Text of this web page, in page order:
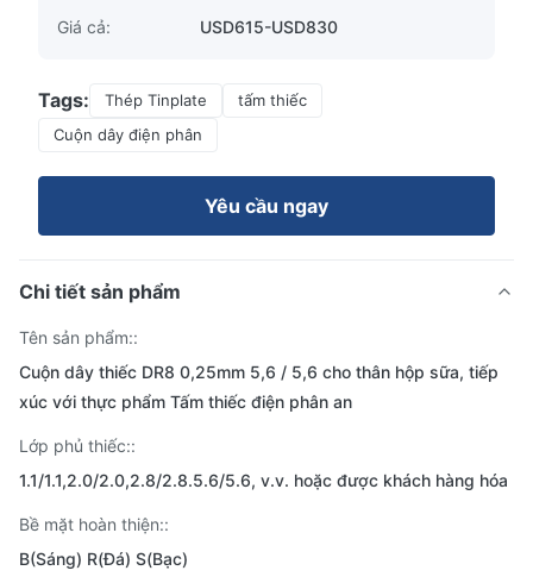
Giá cả:
USD615-USD830
Tags: Thép Tinplate
tấm thiếc
Cuộn dây điện phân
Yêu cầu ngay
Chi tiết sản phẩm
Tên sản phẩm::
Cuộn dây thiếc DR8 0,25mm 5,6 / 5,6 cho thân hộp sữa, tiếp
xúc với thực phẩm Tấm thiếc điện phân an
Lớp phủ thiếc::
1.1/1.1,2.0/2.0,2.8/2.8.5.6/5.6, v.v. hoặc được khách hàng hóa
Bề mặt hoàn thiện::
B(Sáng) R(Đá) S(Bạc)